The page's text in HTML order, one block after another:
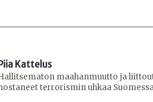
Piia Kattelus
maahanmuutto ja
terrorismin uhkaa